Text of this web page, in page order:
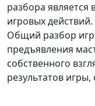
разбора является
игровых действий.
Общий разбор
предъявления
собственного
результатов